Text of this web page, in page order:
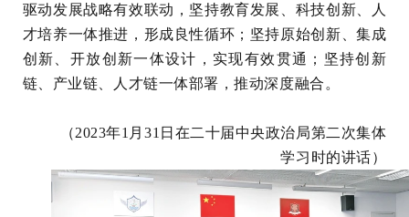
驱动发展战略有效联动，坚持教育发展、科技创新、人
才培养一体推进，形成良性循环；坚持原始创新、集成
创新、开放创新一体设计，实现有效贯通；坚持创新
链、产业链、人才链一体部署，推动深度融合。
（2023年1月31日在二十届中央政治局第二次集体
学习时的讲话）